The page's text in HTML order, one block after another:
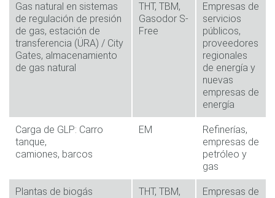
Gas natural en sistemas
de regulación de presión
de gas, estación de
transferencia (ÜRA) / City
Gates, almacenamiento
de gas natural
THT, TBM,
Gasodor S-
Free
Empresas de
servicios
públicos,
proveedores
regionales
de energía y
nuevas
empresas de
energía
Carga de GLP: Carro
tanque,
camiones, barcos
EM
Refinerías,
empresas de
petróleo y
gas
Plantas de biogás THT, TBM, Empresas de